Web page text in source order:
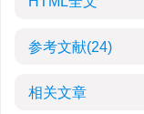
参考文献(24)
相关文章